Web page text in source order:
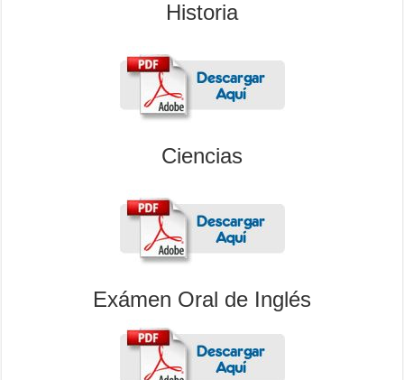
Historia
Ciencias
Exámen Oral de Inglés